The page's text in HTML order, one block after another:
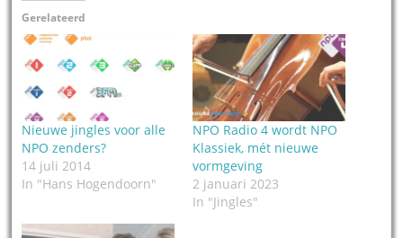
Gerelateerd
Nieuwe jingles voor alle
NPO zenders?
14 juli 2014
In "Hans Hogendoorn"
NPO Radio 4 wordt NPO
Klassiek, mét nieuwe
vormgeving
2 januari 2023
In "Jingles"